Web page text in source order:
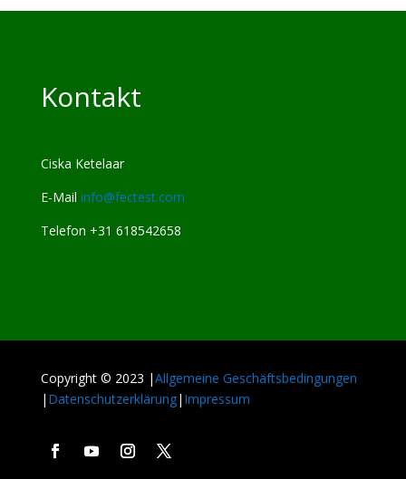
Kontakt
Ciska Ketelaar
E-Mail info@fectest.com
Telefon +31 618542658
Copyright © 2023 |Allgemeine Geschäftsbedingungen
| Datenschutzerklärung| Impressum